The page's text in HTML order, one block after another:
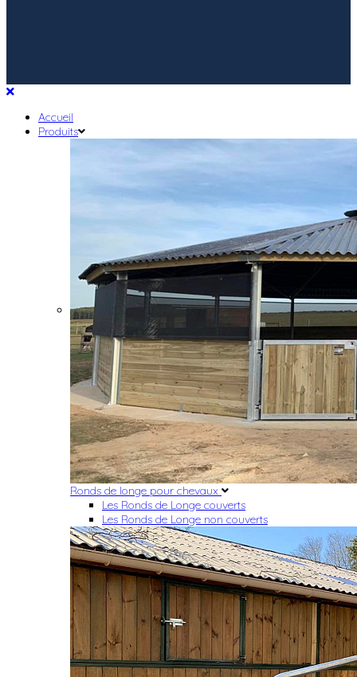
Accueil
Produits
Ronds de longe pour chevaux
Les Ronds de Longe couverts
Les Ronds de Longe non couverts